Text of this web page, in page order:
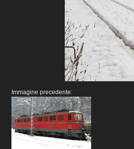
Immagine precedente: